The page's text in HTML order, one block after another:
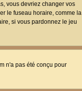
vous devriez changer vos
le fuseau horaire, comme la
si vous pardonnez le jeu
n'a pas été conçu pour